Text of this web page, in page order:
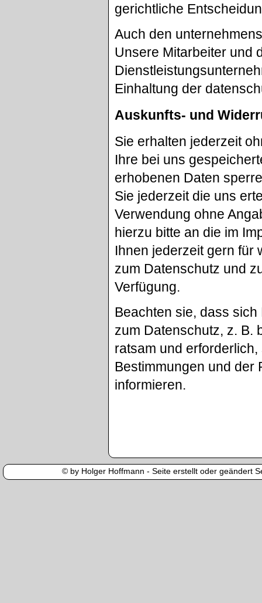
gerichtliche
Auch den
Unsere Mitarbeiter und
Einhaltung der
Auskunfts- und
Sie erhalten jederzeit
Ihre bei uns
erhobenen Daten
Sie jederzeit die uns
Verwendung ohne
hierzu bitte an die im
Ihnen jederzeit gern für
zum Datenschutz und
Verfügung.
Beachten sie, dass
zum Datenschutz, z. B.
ratsam und
Bestimmungen und der
informieren.
© by Holger Hoffmann - Seite erstellt oder geändert